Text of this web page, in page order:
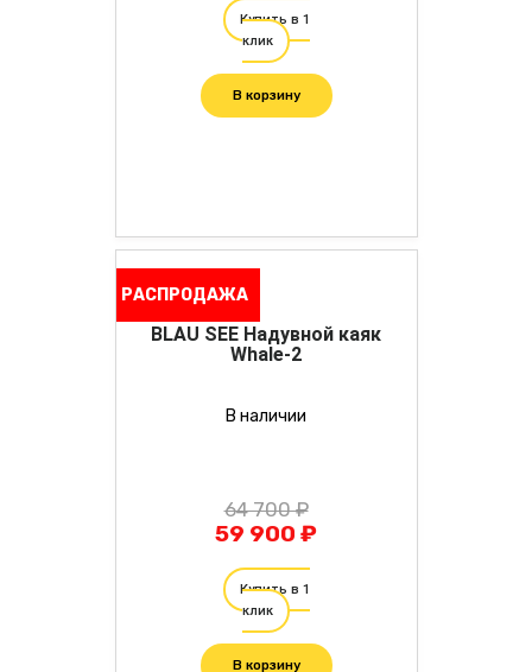
Купить в 1
клик
В корзину
РАСПРОДАЖА
BLAU SEE Надувной каяк
Whale-2
В наличии
64 700 ₽
59 900 ₽
Купить в 1
клик
В корзину